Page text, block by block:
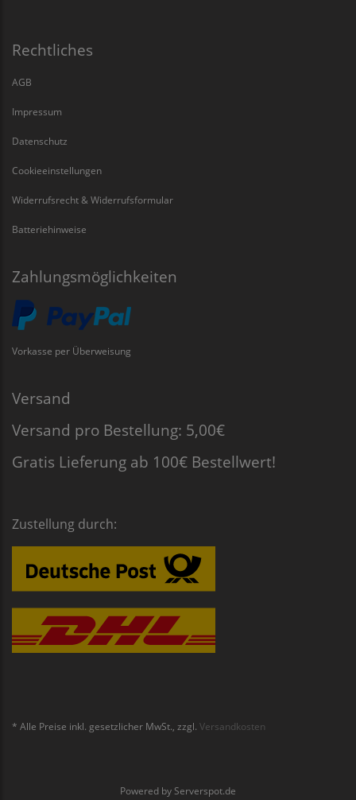
Rechtliches
AGB
Impressum
Datenschutz
Cookieeinstellungen
Widerrufsrecht & Widerrufsformular
Batteriehinweise
Zahlungsmöglichkeiten
Vorkasse per Überweisung
Versand
Versand pro Bestellung: 5,00€
Gratis Lieferung ab 100€ Bestellwert!
Zustellung durch:
* Alle Preise inkl. gesetzlicher MwSt., zzgl. Versandkosten
Powered by Serverspot.de